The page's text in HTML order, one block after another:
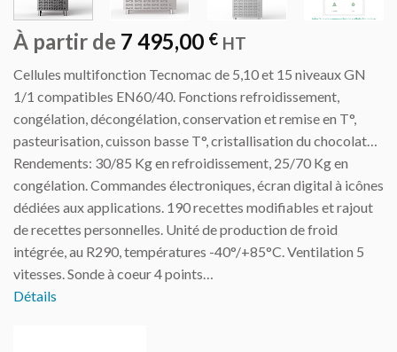
À partir de 7 495,00 € HT
Cellules multifonction Tecnomac de 5,10 et 15 niveaux GN
1/1 compatibles EN60/40. Fonctions refroidissement,
congélation, décongélation, conservation et remise en T°,
pasteurisation, cuisson basse T°, cristallisation du chocolat…
Rendements: 30/85 Kg en refroidissement, 25/70 Kg en
congélation. Commandes électroniques, écran digital à icônes
dédiées aux applications. 190 recettes modifiables et rajout
de recettes personnelles. Unité de production de froid
intégrée, au R290, températures -40°/+85°C. Ventilation 5
vitesses. Sonde à coeur 4 points…
Détails